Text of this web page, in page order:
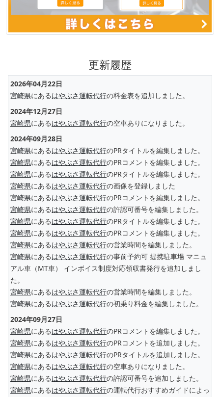
更新履歴
2026年04月22日
宮崎県にあるはやぶさ運転代行の料金表を追加しました。
2024年12月27日
宮崎県にあるはやぶさ運転代行の空車ありになりました。
2024年09月28日
宮崎県にあるはやぶさ運転代行のPRタイトルを編集しました。
宮崎県にあるはやぶさ運転代行のPRコメントを編集しました。
宮崎県にあるはやぶさ運転代行のPRタイトルを編集しました。
宮崎県にあるはやぶさ運転代行の画像を登録しました
宮崎県にあるはやぶさ運転代行のPRコメントを編集しました。
宮崎県にあるはやぶさ運転代行の許認可番号を編集しました。
宮崎県にあるはやぶさ運転代行のPRタイトルを編集しました。
宮崎県にあるはやぶさ運転代行のPRコメントを編集しました。
宮崎県にあるはやぶさ運転代行の営業時間を編集しました。
宮崎県にあるはやぶさ運転代行の事前予約可 提携駐車場 マニュ
アル車（MT車） インボイス制度対応領収書発行を追加しまし
た。
宮崎県にあるはやぶさ運転代行の営業時間を編集しました。
宮崎県にあるはやぶさ運転代行の初乗り料金を編集しました。
2024年09月27日
宮崎県にあるはやぶさ運転代行のPRコメントを編集しました。
宮崎県にあるはやぶさ運転代行のPRコメントを追加しました。
宮崎県にあるはやぶさ運転代行のPRタイトルを追加しました。
宮崎県にあるはやぶさ運転代行の空車ありになりました。
宮崎県にあるはやぶさ運転代行の許認可番号を追加しました。
宮崎県にあるはやぶさ運転代行の運転代行おすすめガイドによっ